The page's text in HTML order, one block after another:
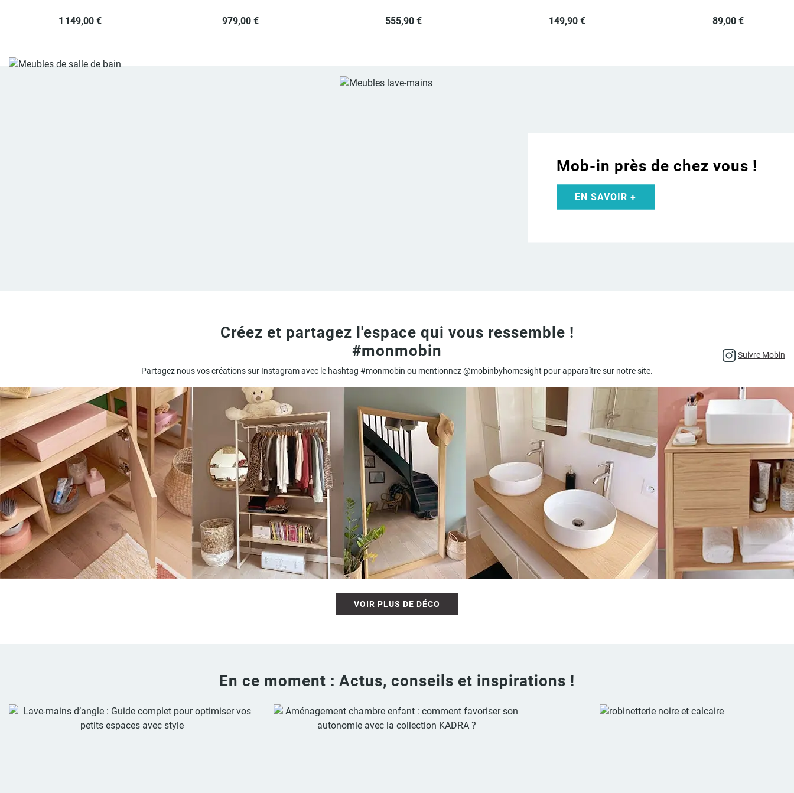
1 149,00 € 979,00 € 555,90 € 149,90 € 89,00 €
Mob-in près de chez vous !
EN SAVOIR +
Créez et partagez l'espace qui vous ressemble !
#monmobin
Partagez nous vos créations sur Instagram avec le hashtag #monmobin ou mentionnez @mobinbyhomesight pour apparaître sur notre site.
Suivre Mobin
VOIR PLUS DE DÉCO
En ce moment : Actus, conseils et inspirations !